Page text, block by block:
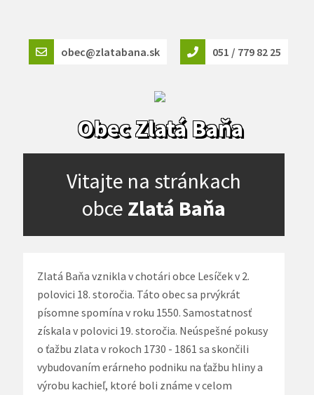
obec@zlatabana.sk 051 / 779 82 25
Obec Zlatá Baňa
Vitajte na stránkach
obce Zlatá Baňa
Zlatá Baňa vznikla v chotári obce Lesíček v 2.
polovici 18. storočia. Táto obec sa prvýkrát
písomne spomína v roku 1550. Samostatnosť
získala v polovici 19. storočia. Neúspešné pokusy
o ťažbu zlata v rokoch 1730 - 1861 sa skončili
vybudovaním erárneho podniku na ťažbu hliny a
výrobu kachieľ, ktoré boli známe v celom